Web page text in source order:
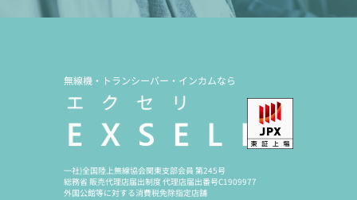
無線機・トランシーバー・インカムなら
一社)全国陸上無線協会関東支部会員 第245号
総務省 販売代理店届出制度 代理店届出番号C1909977
外国公館等に対する消費税免除指定店舗